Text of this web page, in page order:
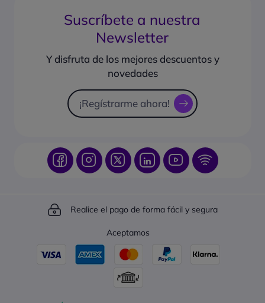
Preguntas frecuentes
Sugiéranos productos
Solicitud de presupuesto
¿Cuál es la política de devolución?
¿Qué formas de pago puedo usar?
¿Cómo hacer seguimiento de un pedido?
Suscríbete a nuestra
Newsletter
Y disfruta de los mejores descuentos y
novedades
¡Regístrarme ahora!
Realice el pago de forma fácil y segura
Aceptamos